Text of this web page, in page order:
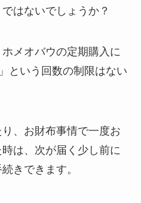
はないでしょうか？
メオバウの定期購入に
という回数の制限はない
、お財布事情で一度お
は、次が届く少し前に
きできます。